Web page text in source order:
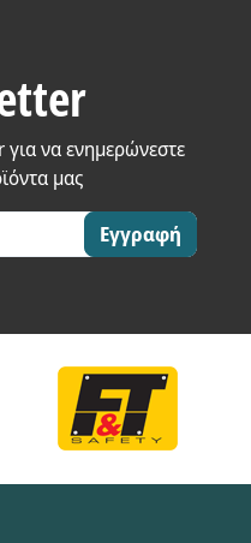
να ενημερώνεστε
μας
Εγγραφή